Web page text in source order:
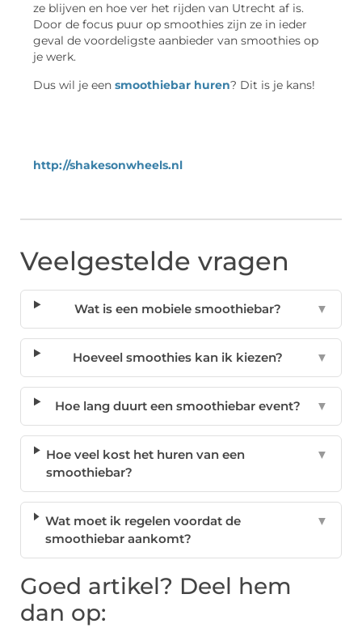
ze blijven en hoe ver het rijden van Utrecht af is.
Door de focus puur op smoothies zijn ze in ieder
geval de voordeligste aanbieder van smoothies op
je werk.
Dus wil je een smoothiebar huren? Dit is je kans!
http://shakesonwheels.nl
Veelgestelde vragen
Wat is een mobiele smoothiebar? ▼
Hoeveel smoothies kan ik kiezen? ▼
Hoe lang duurt een smoothiebar event? ▼
Hoe veel kost het huren van een
smoothiebar?
▼
Wat moet ik regelen voordat de
smoothiebar aankomt?
▼
Goed artikel? Deel hem
dan op: